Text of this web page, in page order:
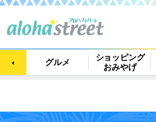
グルメ
ショッピング
おみやげ